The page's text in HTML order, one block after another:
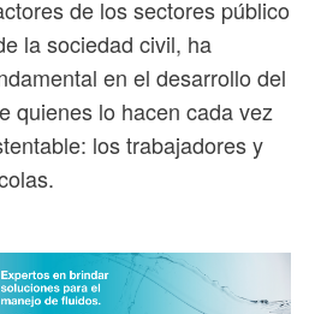
de los sectores público
la sociedad civil, ha
en el desarrollo del
quienes lo hacen cada vez
los trabajadores y